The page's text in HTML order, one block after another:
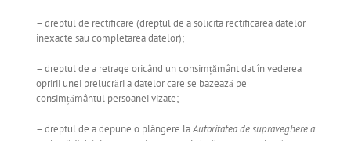
– dreptul de rectificare (dreptul de a solicita rectificarea datelor
inexacte sau completarea datelor);
– dreptul de a retrage oricând un consimțământ dat în vederea
opririi unei prelucrări a datelor care se bazează pe
consimțământul persoanei vizate;
– dreptul de a depune o plângere laAutoritatea de supraveghere a